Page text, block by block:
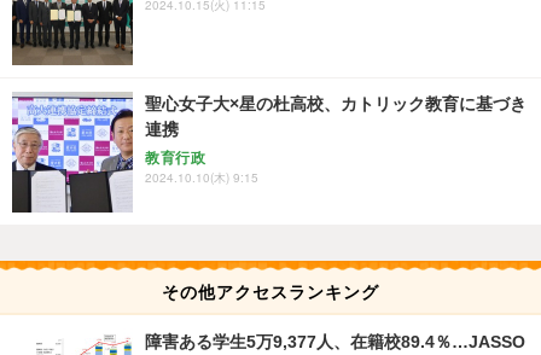
2024.10.15(火) 11:15
聖心女子大×星の杜高校、カトリック教育に基づき
連携
教育行政
2024.10.10(木) 9:15
その他アクセスランキング
障害ある学生5万9,377人、在籍校89.4％…JASSO